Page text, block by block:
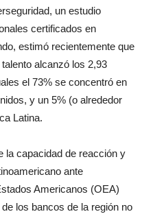
un estudio
certificados en
estimó recientemente que
alcanzó los 2,93
el 73% se concentró en
y un 5% (o alrededor
Latina.
la capacidad de reacción y
ante
Americanos (OEA)
los bancos de la región no